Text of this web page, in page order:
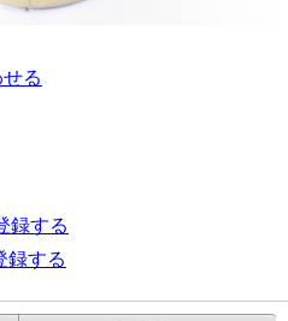
る
録する
録する